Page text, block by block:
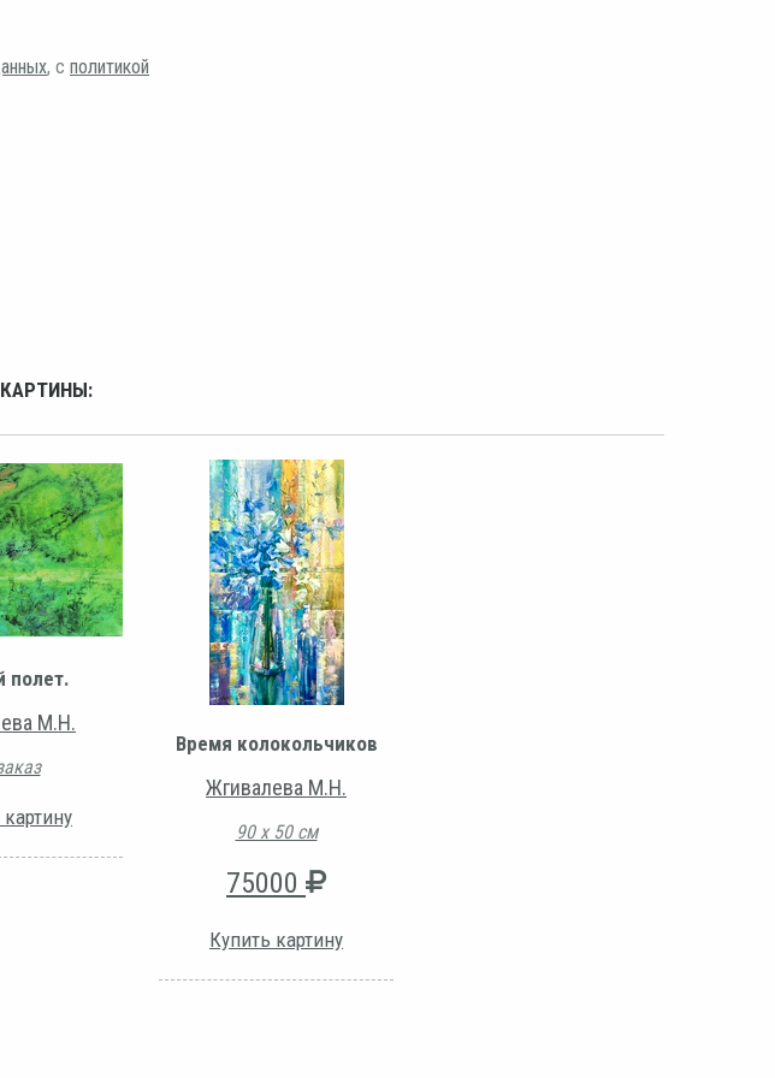
, с политикой
полет.
М.Н.
Время колокольчиков
Жгивалева М.Н.
90 х 50 см
75000
Купить картину